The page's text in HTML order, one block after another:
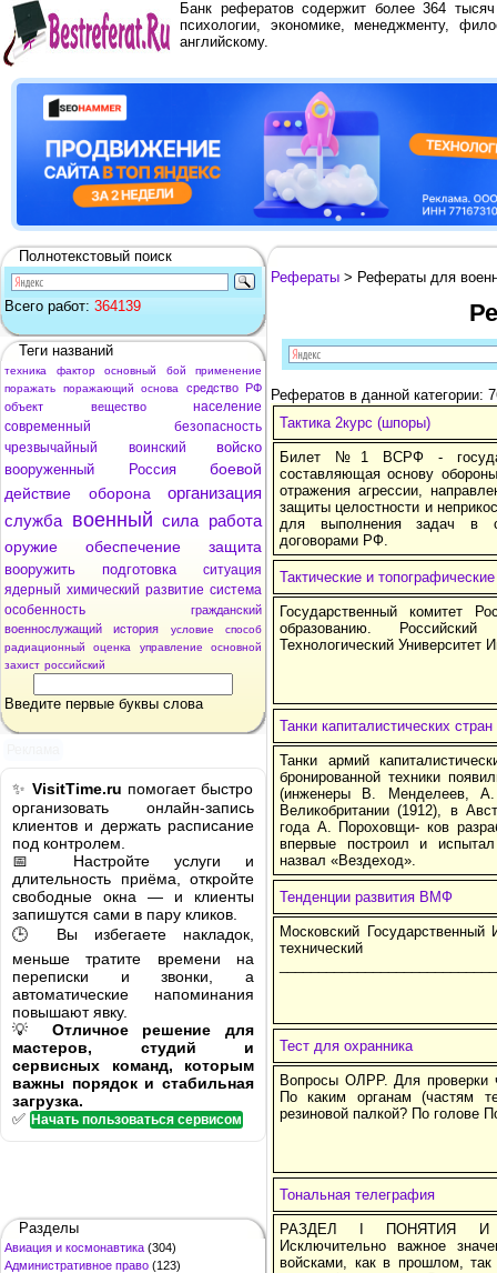
Банк рефератов содержит более 364
психологии, экономике, менеджменту,
английскому.
Полнотекстовый поиск
Всего работ: 364139
Теги названий
техника фактор основный бой
применение
поражать
поражающий основа средство РФ
объект
вещество
население
современный
безопасность
чрезвычайный
воинский
войско
вооруженный
Россия
боевой
действие
оборона
организация
служба военный сила работа
оружие обеспечение защита
вооружить подготовка
ситуация
ядерный химический развитие система
особенность
гражданский
военнослужащий
история условие
способ
радиационный
оценка управление
основной
захист российский
Введите первые буквы слова
✨ VisitTime.ru помогает быстро
организовать онлайн-запись
клиентов и держать расписание
под контролем.
📅 Настройте услуги и
длительность приёма, откройте
свободные окна — и клиенты
запишутся сами в пару кликов.
🕒 Вы избегаете накладок,
меньше тратите времени на
переписки и звонки, а
автоматические напоминания
повышают явку.
💡 Отличное решение для
мастеров, студий и
сервисных команд, которым
важны порядок и стабильная
загрузка.
✅ Начать пользоваться сервисом
Разделы
Авиация и космонавтика (304)
Административное право (123)
Рефераты > Рефераты для
Рефератов в данной категории:
Тактика 2курс (шпоры)
Билет №1 ВСРФ -
составляющая основу
отражения агрессии,
защиты целостности и
для выполнения задач в
договорами РФ.
Тактические и
Государственный комитет
образованию. Российский
Технологический
Танки капиталистических стран
Танки армий
бронированной техники
(инженеры В. Менделеев,
Великобритании (1912), в
года А. Пороховщи- ков
впервые построил и
назвал «Вездеход».
Тенденции развития ВМФ
Московский
Тест для охранника
Вопросы ОЛРР. Для
По каким органам (частям
резиновой палкой? По голове
Тональная телеграфия
РАЗДЕЛ I ПОНЯТИЯ И
Исключительно важное
войсками, как в прошлом,